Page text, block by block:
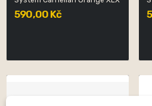
590,00 Kč